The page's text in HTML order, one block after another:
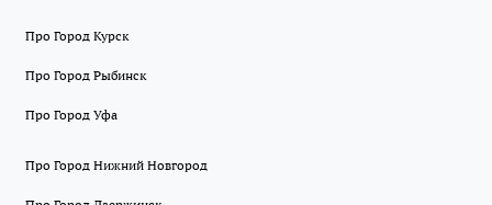
Про Город Курск
Про Город Рыбинск
Про Город Уфа
Про Город Нижний Новгород